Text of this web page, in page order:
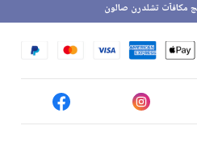
مكافآت تشلدرن صالون